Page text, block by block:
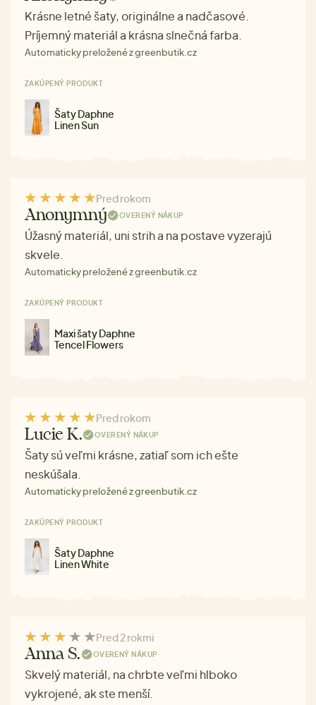
Krásne letné šaty, originálne a nadčasové.
Príjemný materiál a krásna slnečná farba.
Automaticky preložené z greenbutik.cz
ZAKÚPENÝ PRODUKT
Šaty Daphne
Linen Sun
Pred rokom
Anonymný OVERENÝ NÁKUP
Úžasný materiál, uni strih a na postave vyzerajú
skvele.
Automaticky preložené z greenbutik.cz
ZAKÚPENÝ PRODUKT
Maxi šaty Daphne
Tencel Flowers
Pred rokom
Lucie K. OVERENÝ NÁKUP
Šaty sú veľmi krásne, zatiaľ som ich ešte
neskúšala.
Automaticky preložené z greenbutik.cz
ZAKÚPENÝ PRODUKT
Šaty Daphne
Linen White
Pred 2 rokmi
Anna S. OVERENÝ NÁKUP
Skvelý materiál, na chrbte veľmi hlboko
vykrojené, ak ste menší.